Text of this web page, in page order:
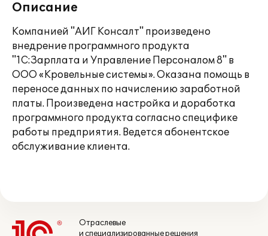
Описание
Компанией "АИГ Консалт" произведено
внедрение программного продукта
"1С:Зарплата и Управление Персоналом 8" в
ООО «Кровельные системы». Оказана помощь в
переносе данных по начислению заработной
платы. Произведена настройка и доработка
программного продукта согласно специфике
работы предприятия. Ведется абонентское
обслуживание клиента.
Отраслевые
и специализированные решения